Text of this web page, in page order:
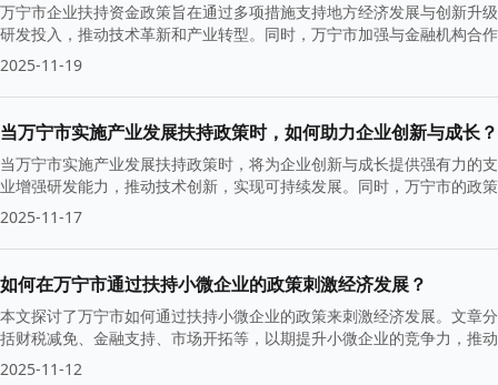
万宁市企业扶持资金政策旨在通过多项措施支持地方经济发展与创新升
研发投入，推动技术革新和产业转型。同时，万宁市加强与金融机构合
效。
2025-11-19
当万宁市实施产业发展扶持政策时，如何助力企业创新与成长？
当万宁市实施产业发展扶持政策时，将为企业创新与成长提供强有力的
业增强研发能力，推动技术创新，实现可持续发展。同时，万宁市的政
竞争中脱颖而出。
2025-11-17
如何在万宁市通过扶持小微企业的政策刺激经济发展？
本文探讨了万宁市如何通过扶持小微企业的政策来刺激经济发展。文章
括财税减免、金融支持、市场开拓等，以期提升小微企业的竞争力，推
2025-11-12